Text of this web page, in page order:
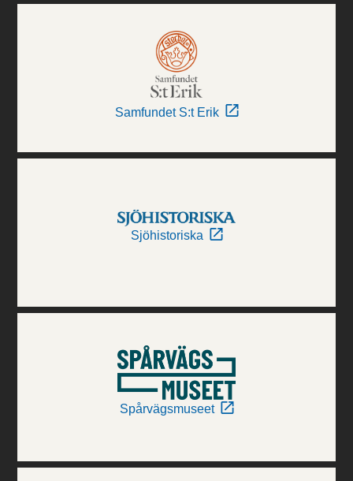
Samfundet S:t Erik
Sjöhistoriska
Spårvägsmuseet